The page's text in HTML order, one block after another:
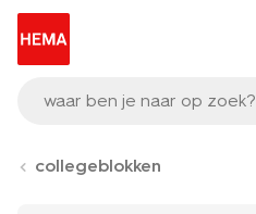
waar ben je naar op zoek?
collegeblokken